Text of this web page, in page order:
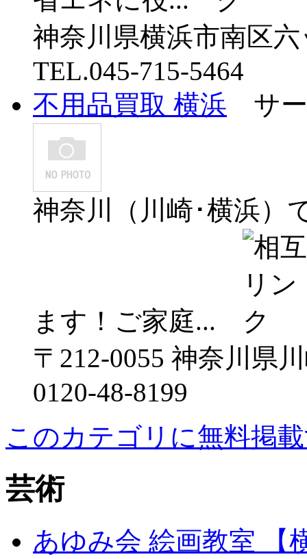
神奈川県横浜市南区六
TEL.045-715-5464
不用品買取 横浜 サー
神奈川（川崎･横浜）
ます！ご家庭...
〒212-0055 神奈川県
0120-48-8199
このカテゴリに無料掲
芸術
あゆみ会 絵画教室 【